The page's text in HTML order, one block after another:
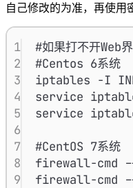
自己修改的为准，再使用
1
#如果打不开Web
2
#Centos 6系统
3
iptables -I
4
service
5
service
6
7
#CentOS 7系统
8
firewall-cmd
9
firewall-cmd